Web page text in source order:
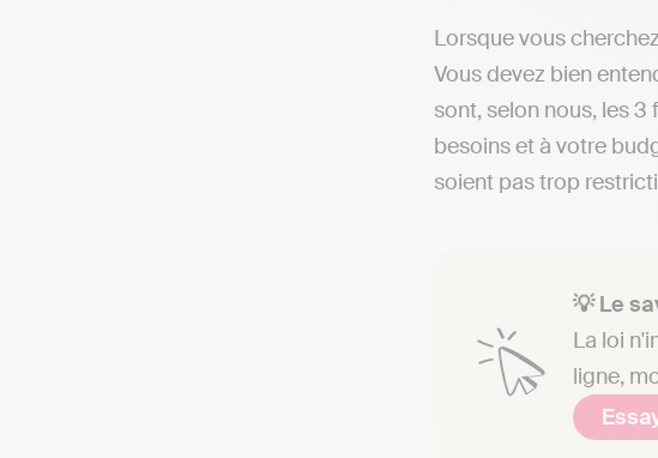
Lorsque vous
Vous devez bien
sont, selon nous, les
besoins et à votre
soient pas trop
💡 Le
La loi
ligne,